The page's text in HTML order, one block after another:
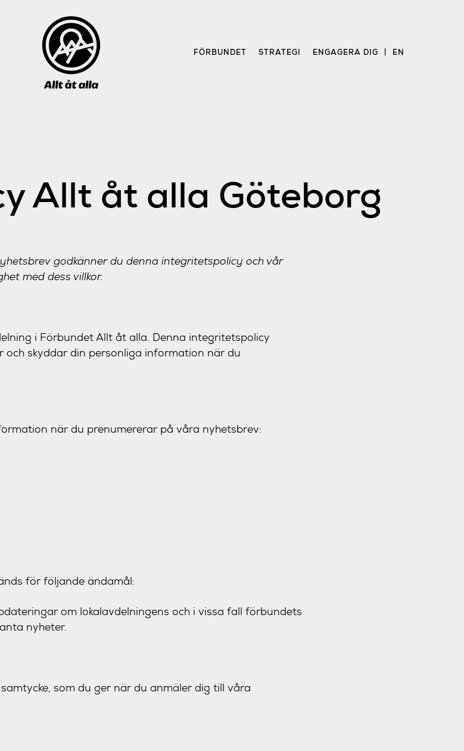
FÖRBUNDET STRATEGI ENGAGERA DIG EN
Allt åt alla Göteborg
godkänner du denna integritetspolicy och vår
med dess villkor.
i Förbundet Allt åt alla. Denna integritetspolicy
och skyddar din personliga information när du
när du prenumererar på våra nyhetsbrev:
för följande ändamål:
om lokalavdelningens och i vissa fall förbundets
nyheter.
som du ger när du anmäler dig till våra